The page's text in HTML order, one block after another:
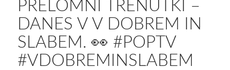
PRELOMNI TRENUTKI –
DANES V V DOBREM IN
SLABEM. 👀 #POPTV
#VDOBREMINSLABEM